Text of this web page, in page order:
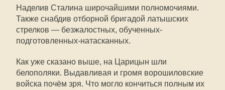
Наделив Сталина широчайшими полномочиями.
Также снабдив отборной бригадой латышских
стрелков — безжалостных, обученных-
подготовленных-натасканных.
Как уже сказано выше, на Царицын шли
белополяки. Выдавливая и громя ворошиловские
войска почём зря. Что могло кончиться полным их